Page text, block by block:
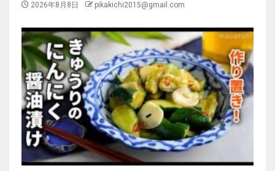
2026年8月8日 pikakichi2015@gmail.com